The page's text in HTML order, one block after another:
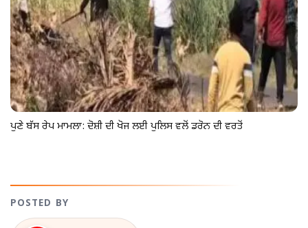
ਪੁਣੇ ਬੱਸ ਰੇਪ ਮਾਮਲਾ: ਦੋਸ਼ੀ ਦੀ ਖੋਜ ਲਈ ਪੁਲਿਸ ਵਲੋਂ ਡਰੋਨ ਦੀ ਵਰਤੋਂ
POSTED BY